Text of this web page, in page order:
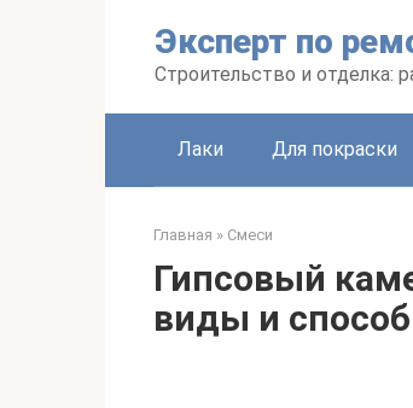
Эксперт по
Строительство и отделка:
Лаки Для покраски
Главная » Смеси
Гипсовый
виды и